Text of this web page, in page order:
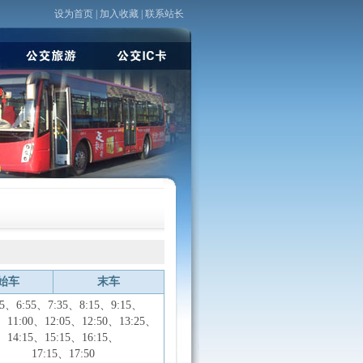
设为首页| 加入收藏| 联系站长
车
末车
、6:55、7:35、8:15、9:15、
11:00、12:05、12:50、13:25、
14:15、15:15、16:15、
17:15、17:50